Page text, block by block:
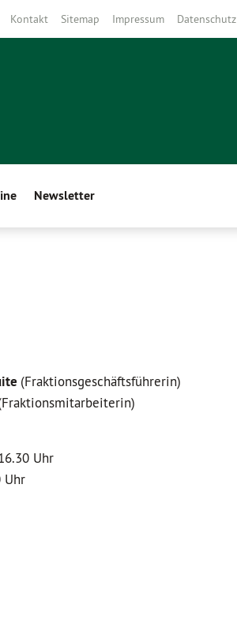
Kontakt Sitemap Impressum Datenschutz
Newsletter
(Fraktionsgeschäftsführerin)
Uhr
Uhr